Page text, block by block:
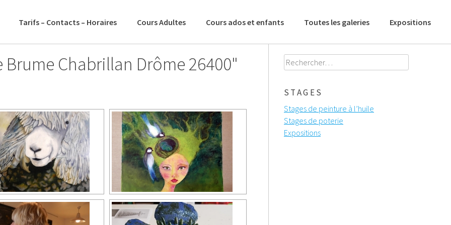
Tarifs – Contacts – Horaires Cours Adultes Cours ados et enfants Toutes les galeries Expositions
Brume Chabrillan Drôme 26400" Rechercher :
STAGES
Stages de peinture à l’huile
Stages de poterie
Expositions